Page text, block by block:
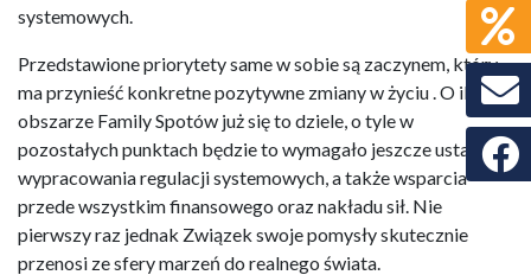
systemowych.
Przedstawione priorytety same w sobie są zaczynem, który
ma przynieść konkretne pozytywne zmiany w życiu . O ile w
obszarze Family Spotów już się to dziele, o tyle w
pozostałych punktach będzie to wymagało jeszcze ustaleń i
wypracowania regulacji systemowych, a także wsparcia
przede wszystkim finansowego oraz nakładu sił. Nie
pierwszy raz jednak Związek swoje pomysły skutecznie
przenosi ze sfery marzeń do realnego świata.